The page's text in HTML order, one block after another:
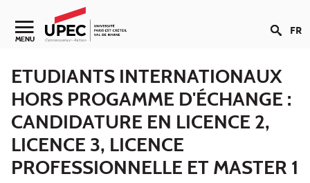
Aller au contenu
Navigation secondaire
MENU FR
ETUDIANTS INTERNATIONAUX
HORS PROGAMME D'ÉCHANGE :
CANDIDATURE EN LICENCE 2,
LICENCE 3, LICENCE
PROFESSIONNELLE ET MASTER 1